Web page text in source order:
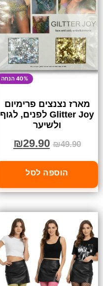
40% הנחה
מארז נצנצים פרימיום
Glitter Joy לפנים, לגוף
ולשיער
₪49.90
₪29.90
הוספה לסל